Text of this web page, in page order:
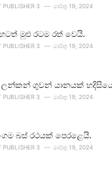
PUBLISHER 3 මාර්තු 19, 2024
මුළු රටම රත් වෙයි.
PUBLISHER 3 මාර්තු 19, 2024
ලන්කන් ගුවන් යානයක්
PUBLISHER 3 මාර්තු 19, 2024
බස් රථයක් පෙරළෙයි.
PUBLISHER 3 මාර්තු 19, 2024